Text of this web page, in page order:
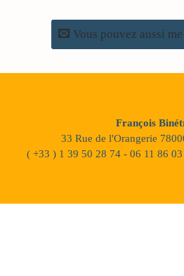
Vous pouvez aussi
François
33 Rue de l'Orangerie
( +33 ) 1 39 50 28 74 - 06 11 86